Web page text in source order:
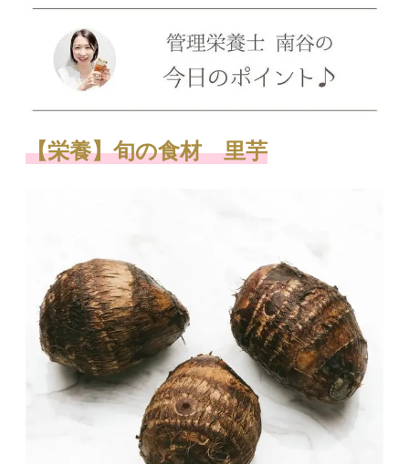
【栄養】旬の食材 里芋